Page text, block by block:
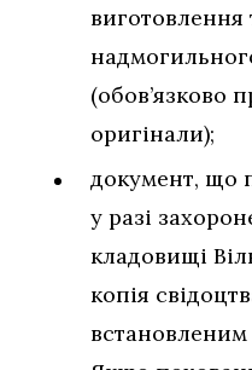
виготовлення
(обов’язково
оригінали);
документ, що
у разі
кладовищі
копія